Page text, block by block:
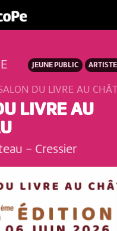
JEUNE PUBLIC
DU LIVRE AU
LIVRE AU
- Cressier